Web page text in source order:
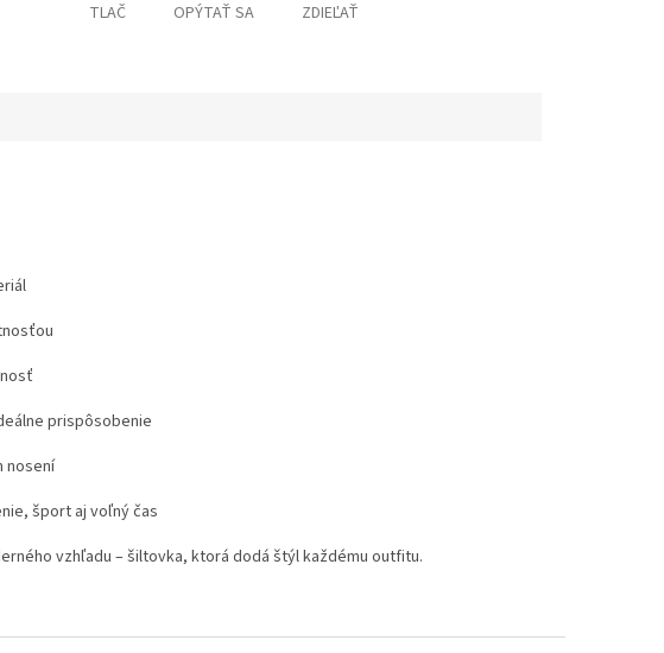
TLAČ OPÝTAŤ SA ZDIEĽAŤ
prispôsobenie
nosení
šport aj voľný čas
vzhľadu – šiltovka, ktorá dodá štýl každému outfitu.